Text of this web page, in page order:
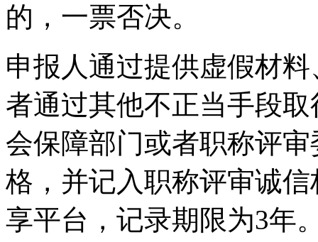
的，一票否决。
申报人通过提供虚假材
者通过其他不正当手段
会保障部门或者职称评
格，并记入职称评审诚
享平台，记录期限为3年